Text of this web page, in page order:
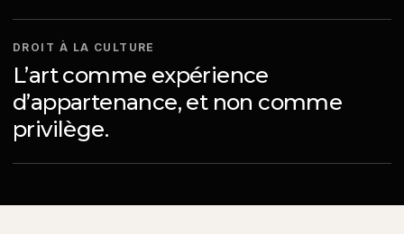
DROIT À LA CULTURE
L’art comme expérience
d’appartenance, et non comme
privilège.